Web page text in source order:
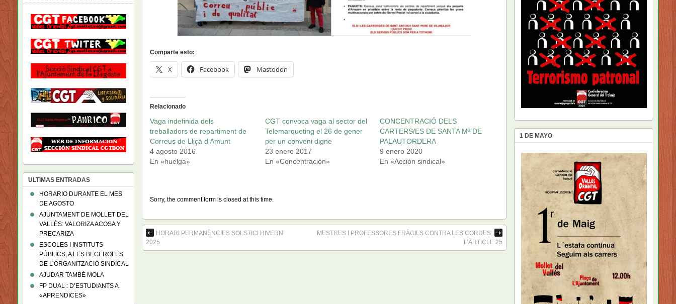
Comparte esto:
X Facebook Mastodon
Relacionado
Vaga indefinida dels
treballadors de repartiment de
Correus de Lliçà d’Amunt
4 agosto 2016
En «huelga»
CGT convoca vaga al sector del
Telemarqueting el 26 de gener
per un conveni digne
23 enero 2017
En «Concentración»
CONCENTRACIÓ DELS
CARTERS/ES DE SANTA Mª DE
PALAUTORDERA
9 enero 2020
En «Acción sindical»
Sorry, the comment form is closed at this time.
HORARI PERMANÈNCIES SOLSTICI HIVERN
2025
MESTRES I PROFESSORES FRÀGILS CONTRA LES CORDES:
L’ARTICLE 25
ULTIMAS ENTRADAS
HORARIO DURANTE EL MES
DE AGOSTO
AJUNTAMENT DE MOLLET DEL
VALLÈS: VALORIZA ACOSA Y
PRECARIZA
ESCOLES I INSTITUTS
PÚBLICS, A LES BECEROLES
DE L’ORGANITZACIÓ SINDICAL
AJUDAR TAMBÉ MOLA
FP DUAL : D’ESTUDIANTS A
«APRENDICES»
1 DE MAYO